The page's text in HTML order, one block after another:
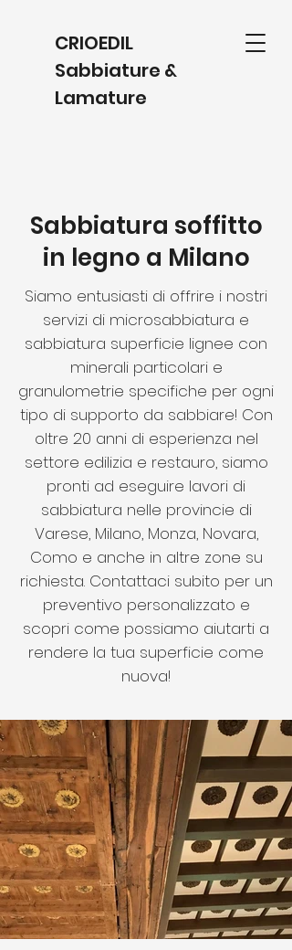
CRIOEDIL
Sabbiature &
Lamature
Sabbiatura soffitto
in legno a Milano
Siamo entusiasti di offrire i nostri
servizi di microsabbiatura e
sabbiatura superficie lignee con
minerali particolari e
granulometrie specifiche per ogni
tipo di supporto da sabbiare! Con
oltre 20 anni di esperienza nel
settore edilizia e restauro, siamo
pronti ad eseguire lavori di
sabbiatura nelle provincie di
Varese, Milano, Monza, Novara,
Como e anche in altre zone su
richiesta. Contattaci subito per un
preventivo personalizzato e
scopri come possiamo aiutarti a
rendere la tua superficie come
nuova!